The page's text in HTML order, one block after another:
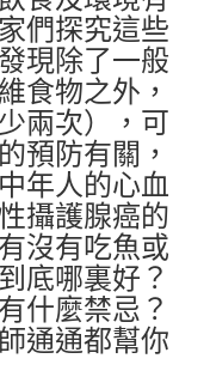
們探究這些
現除了一般
食物之外，
兩次），可
預防有關，
年人的心血
攝護腺癌的
沒有吃魚或
底哪裏好？
什麼禁忌？
通通都幫你